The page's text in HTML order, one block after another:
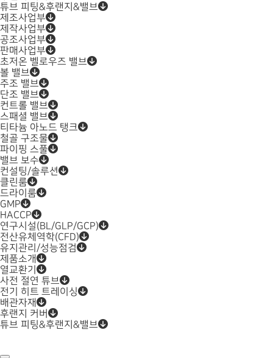
튜브 피팅&후랜지&밸브
제조사업부
제작사업부
공조사업부
판매사업부
초저온 벨로우즈 밸브
볼 밸브
주조 밸브
단조 밸브
컨트롤 밸브
스패셜 밸브
티타늄 아노드 탱크
철골 구조물
파이핑 스풀
밸브 보수
컨설팅/솔루션
클린룸
드라이룸
GMP
HACCP
연구시설(BL/GLP/GCP)
전산유체역학(CFD)
유지관리/성능점검
제품소개
열교환기
사전 절연 튜브
전기 히트 트레이싱
배관자재
후랜지 커버
튜브 피팅&후랜지&밸브